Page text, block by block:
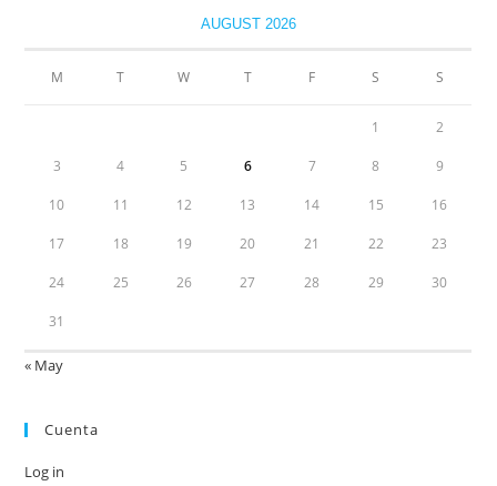
AUGUST 2026
M T W T F S S
1 2
3 4 5 6 7 8 9
10 11 12 13 14 15 16
17 18 19 20 21 22 23
24 25 26 27 28 29 30
31
« May
Cuenta
Log in